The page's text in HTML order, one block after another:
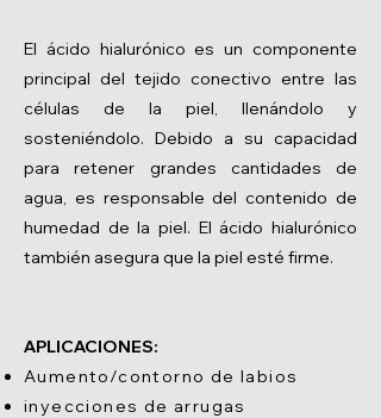
El ácido hialurónico es un componente
principal del tejido conectivo entre las
células de la piel, llenándolo y
sosteniéndolo. Debido a su capacidad
para retener grandes cantidades de
agua, es responsable del contenido de
humedad de la piel. El ácido hialurónico
también asegura que la piel esté firme.
APLICACIONES:
Aumento/contorno de labios
inyecciones de arrugas